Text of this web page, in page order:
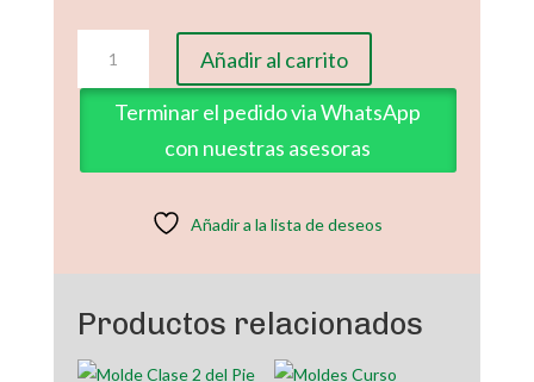
Clase
8
de
Almohadones
Canasta
Añadir al carrito
Terminar el pedido via WhatsApp
con nuestras asesoras
Añadir a la lista de deseos
Productos relacionados